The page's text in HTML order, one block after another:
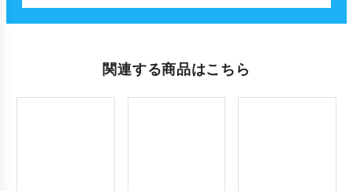
関連する商品はこちら